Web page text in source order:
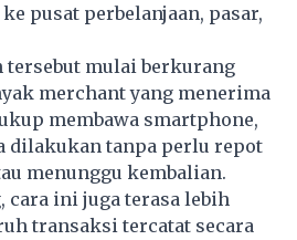
pusat perbelanjaan, pasar,
tersebut mulai berkurang
merchant yang menerima
membawa smartphone,
dilakukan tanpa perlu repot
menunggu kembalian.
cara ini juga terasa lebih
transaksi tercatat secara